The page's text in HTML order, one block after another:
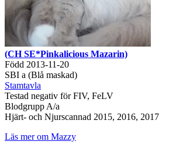
(CH SE*Pinkalicious Mazarin)
Född 2013-11-20
SBI a (Blå maskad)
Stamtavla
Testad negativ för FIV, FeLV
Blodgrupp A/a
Hjärt- och Njurscannad 2015, 2016, 2017
Läs mer om Mazzy